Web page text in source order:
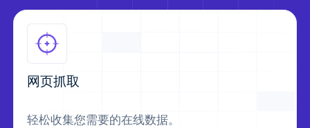
网页抓取
轻松收集您需要的在线数据。